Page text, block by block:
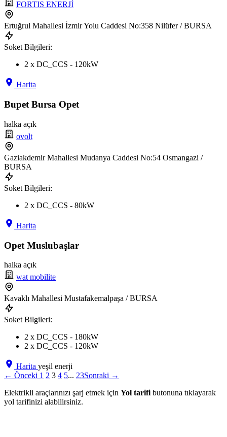
FORTIS ENERJİ
Ertuğrul Mahallesi İzmir Yolu Caddesi No:358 Nilüfer / BURSA
Soket Bilgileri:
2 x DC_CCS - 120kW
Harita
Bupet Bursa Opet
halka açık
ovolt
Gaziakdemir Mahallesi Mudanya Caddesi No:54 Osmangazi /
BURSA
Soket Bilgileri:
2 x DC_CCS - 80kW
Harita
Opet Muslubaşlar
halka açık
wat mobilite
Kavaklı Mahallesi Mustafakemalpaşa / BURSA
Soket Bilgileri:
2 x DC_CCS - 180kW
2 x DC_CCS - 120kW
Harita yeşil enerji
← Önceki 1 2 3 4 5... 23Sonraki →
Elektrikli araçlarınızı şarj etmek için Yol tarifi butonuna tıklayarak
yol tarifinizi alabilirsiniz.